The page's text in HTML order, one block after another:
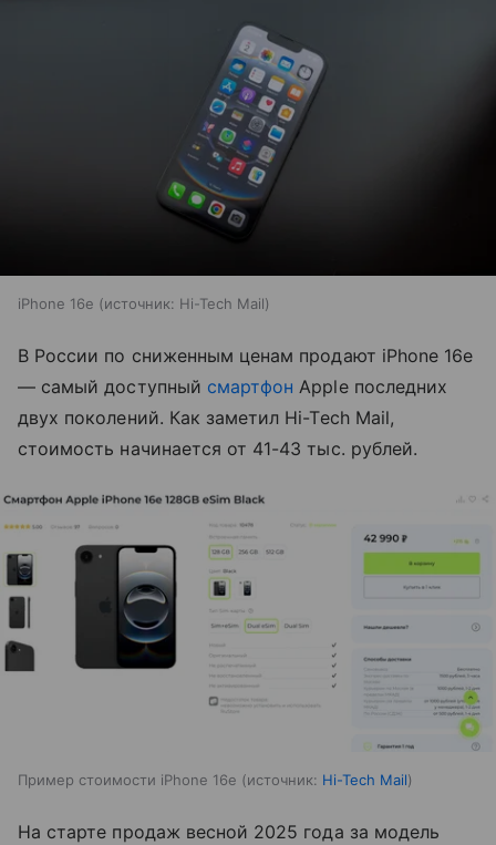
iPhone 16e источник: Hi-Tech Mail
В России по сниженным ценам продают iPhone 16e
— самый доступный смартфон Apple последних
двух поколений. Как заметил Hi-Tech Mail,
стоимость начинается от 41-43 тыс. рублей.
Пример стоимости iPhone 16e источник: Hi-Tech Mail
На старте продаж весной 2025 года за модель